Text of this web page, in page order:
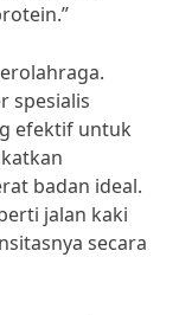
spesialis
efektif untuk
badan ideal.
jalan kaki
secara